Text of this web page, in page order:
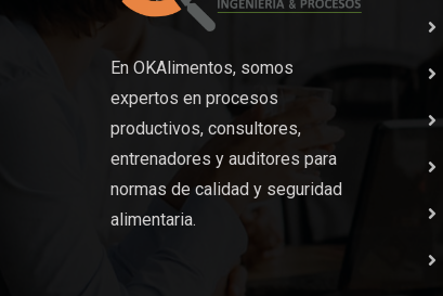
En OKAlimentos, somos
expertos en procesos
productivos, consultores,
entrenadores y auditores para
normas de calidad y seguridad
alimentaria.